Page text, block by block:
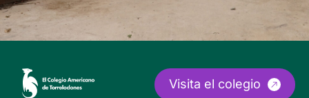
Visita el colegio